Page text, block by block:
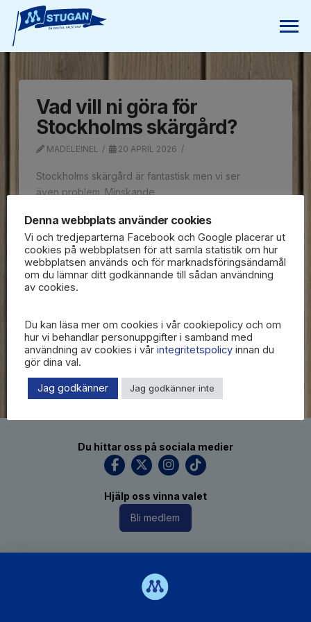
Vad vill ni göra för
Stockholms skärgård?
MADELEINEL 20 APRIL 2026
Stockholms skärgård är fantastisk men vi ser
även problem. Minskande
skarvproblem och vattenbrist på många
öar. Den moderatledda regeringen har flyttat ut
trålgränsen och det har redan gett resultat, men det
krävs att vi fortsätter värna och kämpa för att vår
fantastiska skärgård!
Du hittar oss på sociala medier
Hjälp oss vinna valet
Bli medlem
Denna webbplats använder cookies
Vi och tredjeparterna Facebook och Google placerar ut
cookies på webbplatsen för att samla statistik om hur
webbplatsen används och för marknadsföringsändamål
om du lämnar ditt godkännande till sådan användning
av cookies.
Du kan läsa mer om cookies i vår cookiepolicy och om
hur vi behandlar personuppgifter i samband med
användning av cookies i vår integritetspolicy innan du
gör dina val.
Jag godkänner Jag godkänner inte